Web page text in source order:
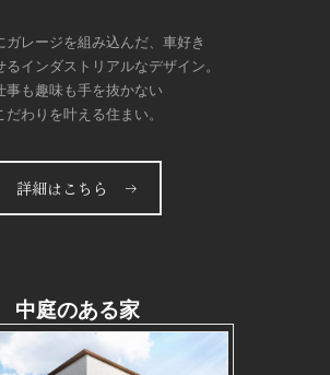
ガレージを組み込んだ、車好き
るインダストリアルなデザイン。
事も趣味も手を抜かない
だわりを叶える住まい。
詳細はこちら →
中庭のある家